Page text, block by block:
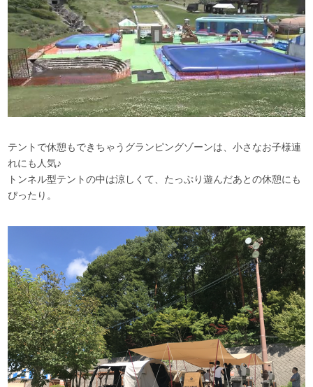
テントで休憩もできちゃうグランピングゾーンは、小さなお子様連
れにも人気♪
トンネル型テントの中は涼しくて、たっぷり遊んだあとの休憩にも
ぴったり。